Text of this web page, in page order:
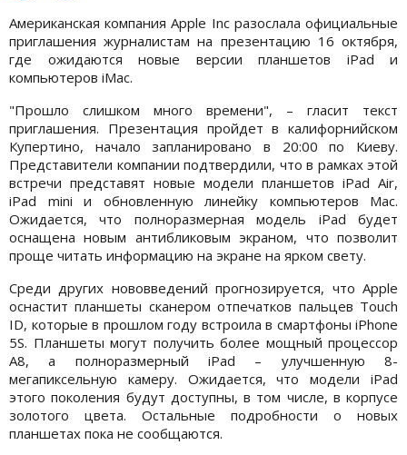
Американская компания Apple Inc разослала официальные
приглашения журналистам на презентацию 16 октября,
где ожидаются новые версии планшетов iPad и
компьютеров iMac.
"Прошло слишком много времени", – гласит текст
приглашения. Презентация пройдет в калифорнийском
Купертино, начало запланировано в 20:00 по Киеву.
Представители компании подтвердили, что в рамках этой
встречи представят новые модели планшетов iPad Air,
iPad mini и обновленную линейку компьютеров Mac.
Ожидается, что полноразмерная модель iPad будет
оснащена новым антибликовым экраном, что позволит
проще читать информацию на экране на ярком свету.
Среди других нововведений прогнозируется, что Apple
оснастит планшеты сканером отпечатков пальцев Touch
ID, которые в прошлом году встроила в смартфоны iPhone
5S. Планшеты могут получить более мощный процессор
A8, а полноразмерный iPad – улучшенную 8-
мегапиксельную камеру. Ожидается, что модели iPad
этого поколения будут доступны, в том числе, в корпусе
золотого цвета. Остальные подробности о новых
планшетах пока не сообщаются.